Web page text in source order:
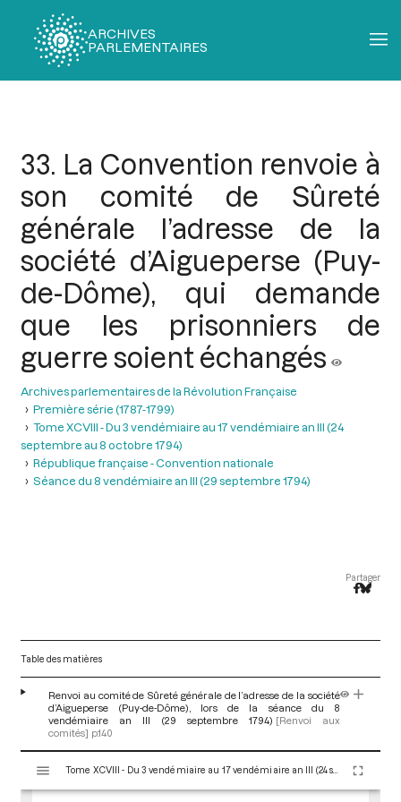
ARCHIVES
PARLEMENTAIRES
33. La Convention renvoie à
son comité de Sûreté
générale l’adresse de la
société d’Aigueperse (Puy-
de-Dôme), qui demande
que les prisonniers de
guerre soient échangés
Archives parlementaires de la Révolution Française
Première série (1787-1799)
Tome XCVIII - Du 3 vendémiaire au 17 vendémiaire an III (24
septembre au 8 octobre 1794)
République française - Convention nationale
Séance du 8 vendémiaire an III (29 septembre 1794)
Partager
Table des matières
Renvoi au comité de Sûreté générale de l’adresse de la société
d’Aigueperse (Puy-de-Dôme), lors de la séance du 8
vendémiaire an III (29 septembre 1794) [Renvoi aux
comités] p.140
s